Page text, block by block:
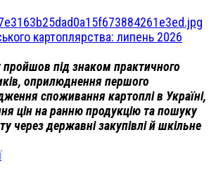
картоплярства: липень 2026
під знаком практичного
оприлюднення першого
споживання картоплі в Україні,
цін на ранню продукцію та пошуку
через державні закупівлі й шкільне